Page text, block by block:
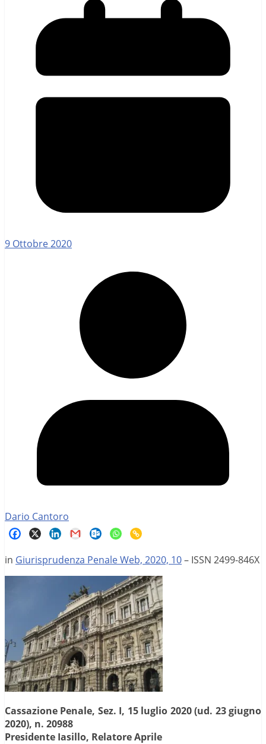
9 Ottobre 2020
Dario Cantoro
in Giurisprudenza Penale Web, 2020, 10– ISSN 2499-846X
Cassazione Penale, Sez. I, 15 luglio 2020 (ud. 23 giugno
2020), n. 20988
Presidente Iasillo, Relatore Aprile